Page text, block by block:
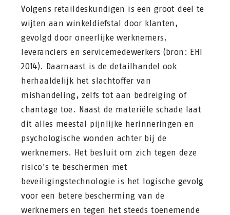
Volgens retaildeskundigen is een groot deel te
wijten aan winkeldiefstal door klanten,
gevolgd door oneerlijke werknemers,
leveranciers en servicemedewerkers (bron: EHI
2014). Daarnaast is de detailhandel ook
herhaaldelijk het slachtoffer van
mishandeling, zelfs tot aan bedreiging of
chantage toe. Naast de materiële schade laat
dit alles meestal pijnlijke herinneringen en
psychologische wonden achter bij de
werknemers. Het besluit om zich tegen deze
risico's te beschermen met
beveiligingstechnologie is het logische gevolg
voor een betere bescherming van de
werknemers en tegen het steeds toenemende